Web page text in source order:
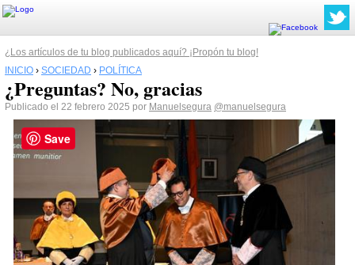
¿Los artículos de tu blog publicados aquí? ¡Propón tu blog!
INICIO › SOCIEDAD › POLÍTICA
¿Preguntas? No, gracias
Publicado el 22 febrero 2025 por Manuelsegura @manuelsegura
Save